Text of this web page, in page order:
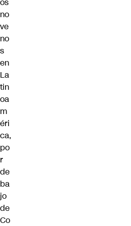
no
ve
no
s
en
La
tin
oa
m
éri
ca,
po
r
de
ba
jo
de
Co